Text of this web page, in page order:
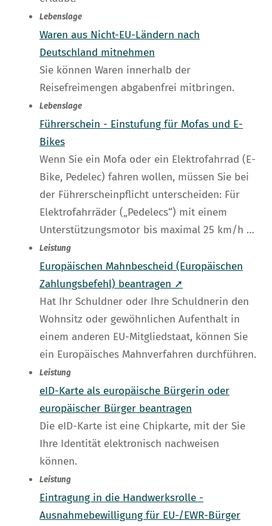
Lebenslage
Waren aus Nicht-EU-Ländern nach
Deutschland mitnehmen
Sie können Waren innerhalb der
Reisefreimengen abgabenfrei mitbringen.
Lebenslage
Führerschein - Einstufung für Mofas und E-
Bikes
Wenn Sie ein Mofa oder ein Elektrofahrrad (E-
Bike, Pedelec) fahren wollen, müssen Sie bei
der Führerscheinpflicht unterscheiden: Für
Elektrofahrräder („Pedelecs“) mit einem
Unterstützungsmotor bis maximal 25 km/h …
Leistung
Europäischen Mahnbescheid (Europäischen
Zahlungsbefehl) beantragen ➚
Hat Ihr Schuldner oder Ihre Schuldnerin den
Wohnsitz oder gewöhnlichen Aufenthalt in
einem anderen EU-Mitgliedstaat, können Sie
ein Europäisches Mahnverfahren durchführen.
Leistung
eID-Karte als europäische Bürgerin oder
europäischer Bürger beantragen
Die eID-Karte ist eine Chipkarte, mit der Sie
Ihre Identität elektronisch nachweisen
können.
Leistung
Eintragung in die Handwerksrolle -
Ausnahmebewilligung für EU-/EWR-Bürger